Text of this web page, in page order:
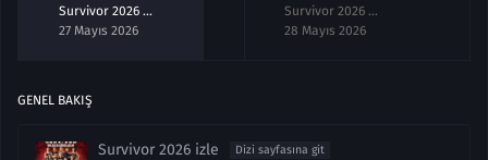
Survivor 2026 134.Bölüm izle 27 Mayıs
27 Mayıs 2026
Survivor 2026 135.Bölüm izle 28 Mayıs
28 Mayıs 2026
GENEL BAKIŞ
Survivor 2026 izle Dizi sayfasına git